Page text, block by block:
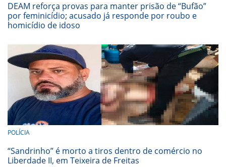
DEAM reforça provas para manter prisão de “Bufão”
por feminicídio; acusado já responde por roubo e
homicídio de idoso
POLÍCIA
“Sandrinho” é morto a tiros dentro de comércio no
Liberdade II, em Teixeira de Freitas